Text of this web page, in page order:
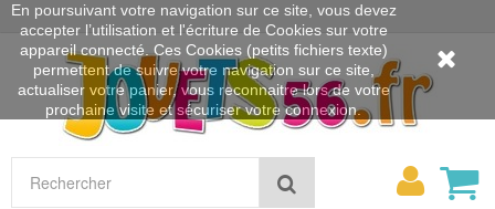
Rechercher
Mon
En poursuivant votre navigation sur ce site, vous devez
accepter l’utilisation et l'écriture de Cookies sur votre
appareil connecté. Ces Cookies (petits fichiers texte)
permettent de suivre votre navigation sur ce site,
actualiser votre panier, vous reconnaitre lors de votre
prochaine visite et sécuriser votre connexion.